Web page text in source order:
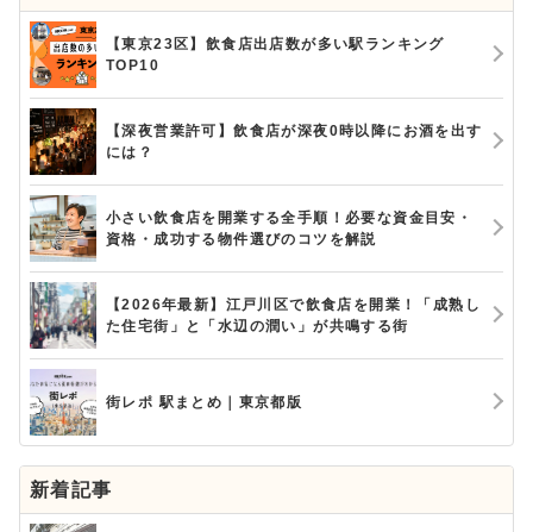
【東京23区】飲食店出店数が多い駅ランキング
TOP10
【深夜営業許可】飲食店が深夜0時以降にお酒を出す
には？
小さい飲食店を開業する全手順！必要な資金目安・
資格・成功する物件選びのコツを解説
【2026年最新】江戸川区で飲食店を開業！「成熟し
た住宅街」と「水辺の潤い」が共鳴する街
街レポ 駅まとめ｜東京都版
新着記事